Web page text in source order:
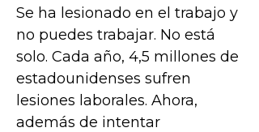
Se ha lesionado en el trabajo y
no puedes trabajar. No está
solo. Cada año, 4,5 millones de
estadounidenses sufren
lesiones laborales. Ahora,
además de intentar